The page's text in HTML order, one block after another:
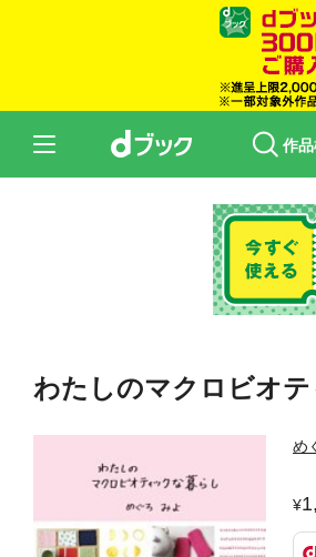
作
わたしのマクロビオ
め